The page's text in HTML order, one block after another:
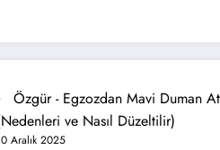
Özgür- Egzozdan Mavi Duman
ve Nasıl Düzeltilir)
Aralık 2025